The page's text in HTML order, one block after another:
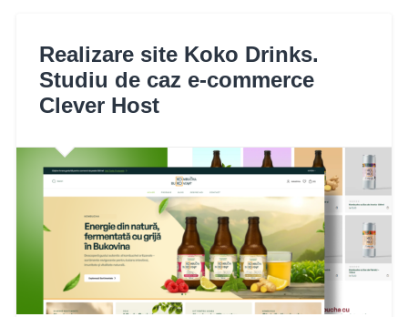
Realizare site Koko Drinks.
Studiu de caz e-commerce
Clever Host